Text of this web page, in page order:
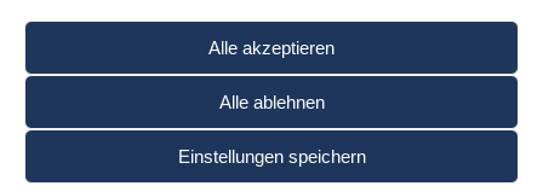
Alle akzeptieren
Alle ablehnen
Einstellungen speichern